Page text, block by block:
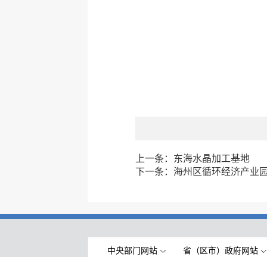
上一条： 东海水晶加工基地
下一条： 海州区循环经济产业
中央部门网站 省（区市）政府网站